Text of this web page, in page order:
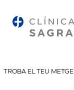
TROBA EL TEU METGE